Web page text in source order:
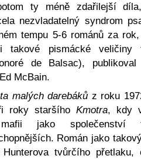
ty méně zdařilejší
nezvladatelný syndrom
tempu 5-6 románů za
pismácké veličiny
de Balsac), publikoval
McBain.
malých darebáků z roku
roky staršíhoKmotra, kdy
jako společenství
Román jako
tvůrčího přetlaku,